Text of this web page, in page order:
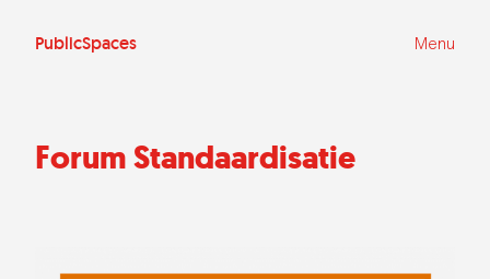
PublicSpaces Menu
Forum Standaardisatie